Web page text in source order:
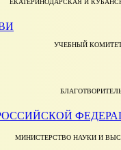
УЧЕБНЫЙ
МИНИСТЕРСТВО НАУКИ И